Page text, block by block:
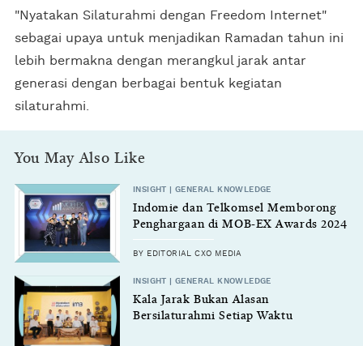
"Nyatakan Silaturahmi dengan Freedom Internet"
sebagai upaya untuk menjadikan Ramadan tahun ini
lebih bermakna dengan merangkul jarak antar
generasi dengan berbagai bentuk kegiatan
silaturahmi.
You May Also Like
INSIGHT | GENERAL KNOWLEDGE
Indomie dan Telkomsel Memborong
Penghargaan di MOB-EX Awards 2024
BY EDITORIAL CXO MEDIA
INSIGHT | GENERAL KNOWLEDGE
Kala Jarak Bukan Alasan
Bersilaturahmi Setiap Waktu